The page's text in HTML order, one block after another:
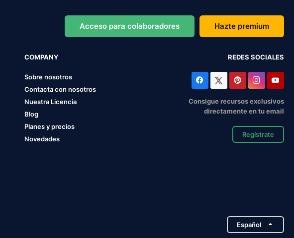
Acceso para colaboradores Hazte premium
COMPANY
Sobre nosotros
Contacta con nosotros
Nuestra Licencia
Blog
Planes y precios
Novedades
REDES SOCIALES
Consigue recursos exclusivos
directamente en tu email
Regístrate
Español